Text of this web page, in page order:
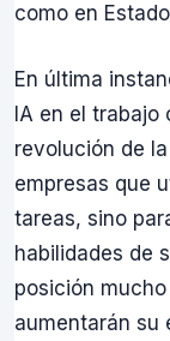
como en
En última
IA en el trabajo
revolución de
empresas que
tareas, sino
habilidades de
posición
aumentarán su